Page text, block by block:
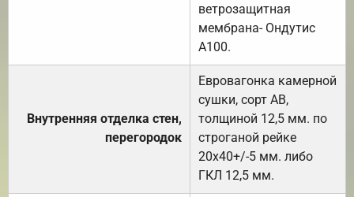
ветрозащитная
мембрана- Ондутис
А100.
Внутренняя отделка стен,
перегородок
Евровагонка камерной
сушки, сорт АВ,
толщиной 12,5 мм. по
строганой рейке
20х40+/-5 мм. либо
ГКЛ 12,5 мм.